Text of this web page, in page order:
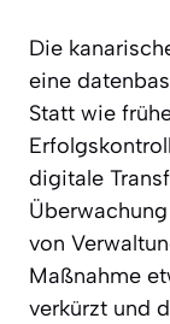
Die
eine
Statt wie
digitale
von
Maßnahme
verkürzt und